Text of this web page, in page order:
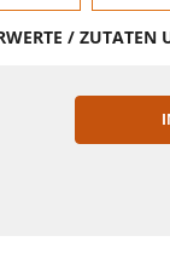
/ ZUTATEN